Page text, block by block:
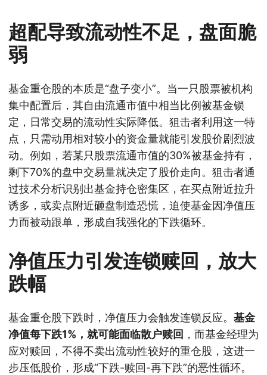
超配导致流动性不足，盘面脆
弱
基金重仓股的本质是“盘子变小”。当一只股票被机构
集中配置后，其自由流通市值中相当比例被基金锁
定，日常交易的流动性实际降低。狙击者利用这一特
点，只需动用相对较小的资金量就能引发股价剧烈波
动。例如，若某只股票流通市值的30%被基金持有，
剩下70%的盘中交易量就决定了股价走向。狙击者通
过技术分析识别出基金持仓密集区，在买点附近拉升
诱多，或卖点附近砸盘制造恐慌，迫使基金因净值压
力而被动跟单，形成自我强化的下跌循环。
净值压力引发连锁赎回，放大
跌幅
基金重仓股下跌时，净值压力会触发连锁反应。 基金
净值每下跌1%，就可能面临散户赎回 ，而基金经理为
应对赎回，不得不卖出流动性较好的重仓股，这进一
步压低股价，形成“下跌-赎回-再下跌”的恶性循环。